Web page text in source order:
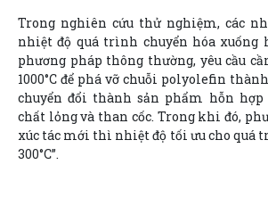
Trong nghiên cứu thử nghiệm, các
nhiệt độ quá trình chuyển hóa xuống
phương pháp thông thường, yêu cầu
1000°C để phá vỡ chuỗi polyolefin
chuyển đổi thành sản phẩm hỗn hợp
chất lỏng và than cốc. Trong khi đó,
xúc tác mới thì nhiệt độ tối ưu cho quá
300°C”.